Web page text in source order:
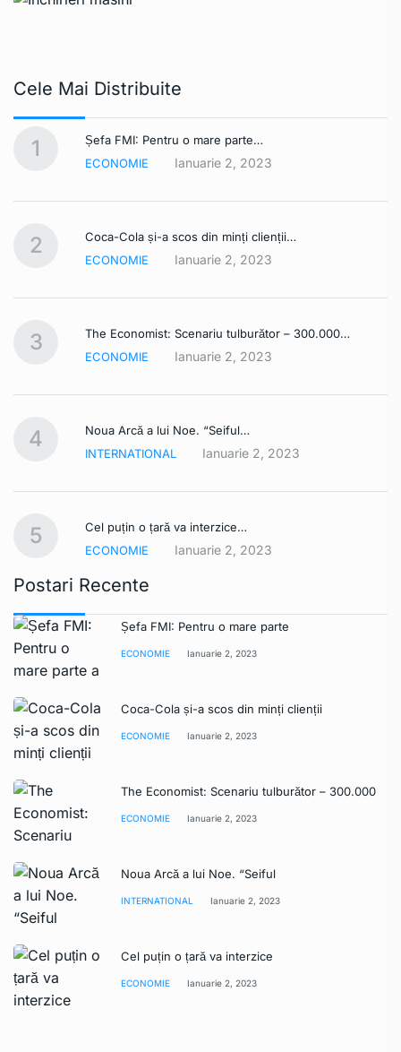
Cele Mai Distribuite
1
Șefa FMI: Pentru o mare parte…
ECONOMIE
Ianuarie 2, 2023
2
Coca-Cola și-a scos din minți clienții…
ECONOMIE
Ianuarie 2, 2023
3
The Economist: Scenariu tulburător – 300.000…
ECONOMIE
Ianuarie 2, 2023
4
Noua Arcă a lui Noe. “Seiful…
INTERNATIONAL
Ianuarie 2, 2023
5
Cel puțin o țară va interzice…
ECONOMIE
Ianuarie 2, 2023
Postari Recente
Șefa FMI: Pentru o mare parte
ECONOMIE Ianuarie 2, 2023
Coca-Cola și-a scos din minți clienții
ECONOMIE Ianuarie 2, 2023
The Economist: Scenariu tulburător – 300.000
ECONOMIE Ianuarie 2, 2023
Noua Arcă a lui Noe. “Seiful
INTERNATIONAL Ianuarie 2, 2023
Cel puțin o țară va interzice
ECONOMIE Ianuarie 2, 2023